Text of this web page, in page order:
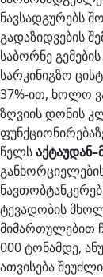
ნავსადგურებს
გადაზიდვების
საბორნე
სარკინიგზო
37%-ით, ხოლო
ზღვიის დონის
წელსაქტაუდან–
ტევადობის
მიმართულებით
000 ტონამდე,
ათვისება